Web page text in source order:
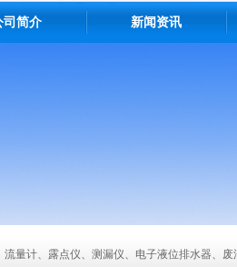
司简介 新闻资讯
流量计、露点仪、测漏仪、电子液位排水器、